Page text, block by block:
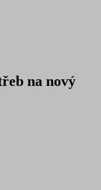
na nový